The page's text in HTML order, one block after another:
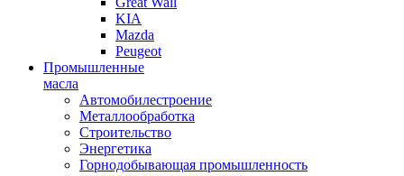
KIA
Mazda
Peugeot
Промышленные
масла
Автомобилестроение
Металлообработка
Строительство
Энергетика
Горнодобывающая промышленность